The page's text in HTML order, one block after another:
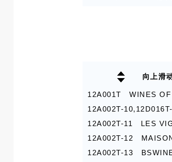
7C030T-16 南京幸福
7C030T-17 山东迈拓
7C030T-9 万宝行国际
7C032T 山西菲尼克司
7C033T 温州嘉邦酒
7C034T 济南市时代
7C037T 烟台嘉桐酒
7C038T 深圳市奥丁格
8B018T 青岛意享国
8B021T First Hand
8B025T,8B026T 广东
8B029T,8B030T 山东
8C020T 爱饮乐微醺
8C023T 米奇酒业（
8C024T 上海沓莱进出
8C027T,8C028T 天山
向上滑
12A001T WINES OF
12A002T-
12A002T-11 LES
12A002T-12
12A002T-13